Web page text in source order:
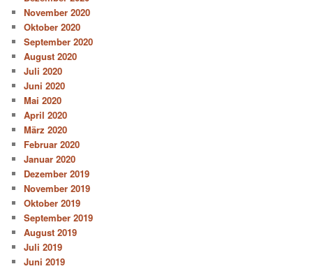
November 2020
Oktober 2020
September 2020
August 2020
Juli 2020
Juni 2020
Mai 2020
April 2020
März 2020
Februar 2020
Januar 2020
Dezember 2019
November 2019
Oktober 2019
September 2019
August 2019
Juli 2019
Juni 2019